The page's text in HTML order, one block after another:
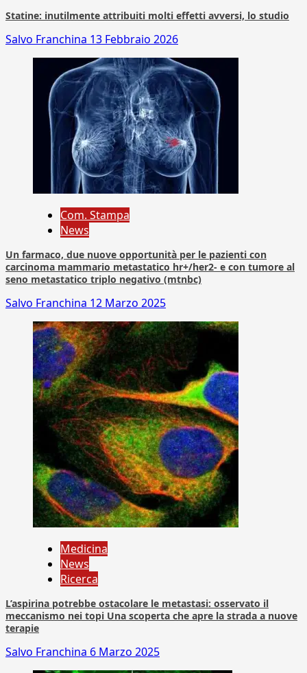
Statine: inutilmente attribuiti molti effetti avversi, lo studio
Salvo Franchina 13 Febbraio 2026
Com. Stampa
News
Un farmaco, due nuove opportunità per le pazienti con
carcinoma mammario metastatico hr+/her2- e con tumore al
seno metastatico triplo negativo (mtnbc)
Salvo Franchina 12 Marzo 2025
Medicina
News
Ricerca
L’aspirina potrebbe ostacolare le metastasi: osservato il
meccanismo nei topi Una scoperta che apre la strada a nuove
terapie
Salvo Franchina 6 Marzo 2025